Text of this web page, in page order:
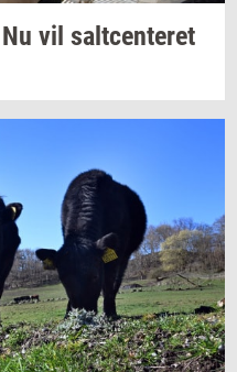
Nu vil salt­cen­te­ret